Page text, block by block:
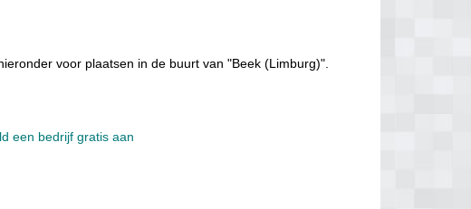
voor plaatsen in de buurt van "Beek (Limburg)".
een bedrijf gratis aan